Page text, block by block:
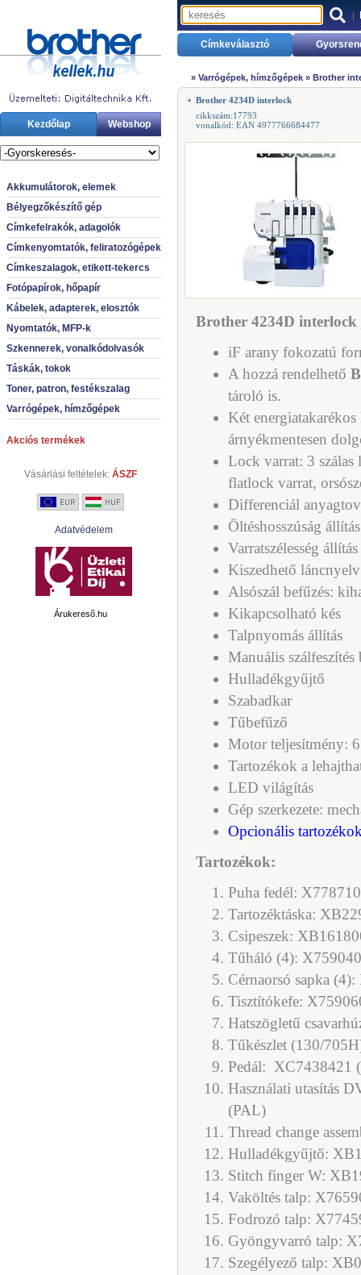
Kezdőlap Webshop
Akkumulátorok, elemek
Bélyegzőkészítő gép
Címkefelrakók, adagolók
Címkenyomtatók, feliratozógépek
Címkeszalagok, etikett-tekercs
Fotópapírok, hőpapír
Kábelek, adapterek, elosztók
Nyomtatók, MFP-k
Szkennerek, vonalkódolvasók
Táskák, tokok
Toner, patron, festékszalag
Varrógépek, hímzőgépek
Akciós termékek
Vásárlási feltételek: ÁSZF
Adatvédelem
Árukeresõ.hu
|
Címkeválasztó
» Varrógépek, hímzőgépek » Brother
Brother 4234D interlock
cikkszám:17793
vonalkód: EAN 4977766684477
Brother 4234D interlock
iF arany fokozatú
A hozzá rendelhető
tároló is.
Két
árnyékmentesen
Lock varrat: 3 szálas
flatlock varrat,
Differenciál
Öltéshosszúság állítás
Varratszélesség állítás
Kiszedhető láncnyelv
Alsószál befűzés:
Kikapcsolható kés
Talpnyomás állítás
Manuális szálfeszítés
Hulladékgyűjtő
Szabadkar
Tűbefűző
Motor teljesítmény:
Tartozékok a
LED világítás
Gép szerkezete:
Opcionális
Tartozékok:
Puha fedél:
Tartozéktáska:
Csipeszek:
Tűháló (4):
Cérnaorsó sapka
Tisztítókefe:
Hatszögletű
Tűkészlet (130/
Pedál: XC7438421
Használati utasítás
(PAL)
Thread change
Hulladékgyűjtő:
Stitch finger W:
Vaköltés talp:
Fodrozó talp:
Gyöngyvarró talp:
Szegélyező talp: